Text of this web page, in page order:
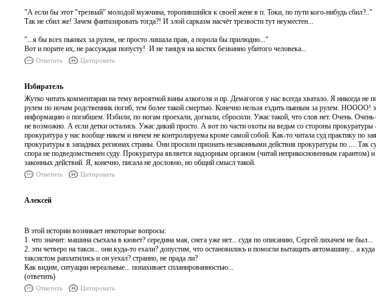
"А если бы этот "трезвый" молодой мужчина, торопившийся к своей жене в п. Токи, по пути кого-нибудь сбил?.."
Так не сбил же! Зачем фантазировать тогда?! И злой сарказм насчёт трезвости тут неуместен...
"...я бы всех пьяных за рулем, не просто лишала прав, а порола бы прилюдно..."
Вот и порите их, не рассуждая попусту! И не танцуя на костях безвинно убитого человека...
Ответить Цитировать
Избиратель
Жутко читать комментарии на тему вероятной вины алкоголя и пр. Демагогов у нас всегда хватало. Я никогда
рулем по ночам родственник погиб, тем более такой смертью. Конечно нельзя ездить пьяным за рулем. НОООО!
информацию о погибшем. Избили, по ногам проехали, догнали, сбросили. Ужас такой, что слов нет. Очень.
не возможно. А если детки остались. Ужас дикий просто. А вот по части охоты на ведьм со стороны
прокуратура у нас вообще никем и ничем не контролируема кроме самой собой. Как-то читала суд практику по
прокуратуры в западных регионах страны. Они просили признать незаконными действия прокуратуры по .... Так
спора не подведомственен суду. Прокуратура является надзорным органом (читай неприкосновенным
законных действий. Я, конечно, писала не дословно, но общий смысл такой.
Ответить Цитировать
Алексей
В этой истории возникает некоторые вопросы:
1. что значит: машина съехала в кювет? середина мая, снега уже нет... судя по описанию, Сергей лихачем не был...
2. эти четверо на такси... они куда-то ехали? допустим, что остановились и помогли вытащить автомашину... а
таксистом раплатились и он уехал? странно, не прада ли?
Как видим, ситуации нереальные... попахивает спланированностью...
(ответить)
Ответить Цитировать